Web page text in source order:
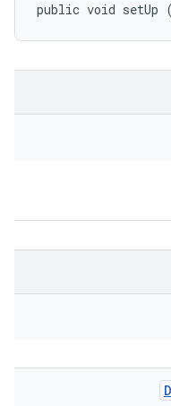
public void setUp (